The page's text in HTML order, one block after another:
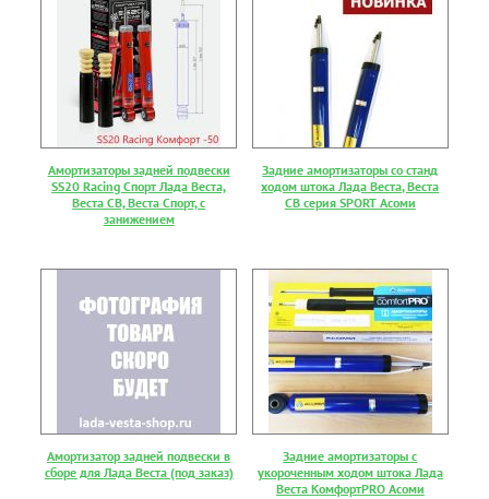
Амортизаторы задней подвески
SS20 Racing Спорт Лада Веста,
Веста СВ, Веста Спорт, с
занижением
Задние амортизаторы со станд
ходом штока Лада Веста, Веста
СВ серия SPORT Асоми
Амортизатор задней подвески в
сборе для Лада Веста (под заказ)
Задние амортизаторы с
укороченным ходом штока Лада
Веста КомфортPRO Асоми